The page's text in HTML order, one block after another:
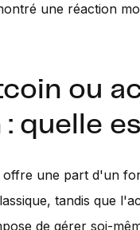
une réaction
ou
: quelle
offre une part d'un
tandis que
de gérer soi-